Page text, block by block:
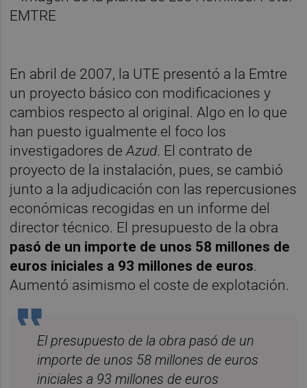
En abril de 2007, la UTE presentó a la Emtre
un proyecto básico con modificaciones y
cambios respecto al original. Algo en lo que
han puesto igualmente el foco los
investigadores deAzud. El contrato de
proyecto de la instalación, pues, se cambió
junto a la adjudicación con las repercusiones
económicas recogidas en un informe del
director técnico. El presupuesto de la obra
pasó de un importe de unos 58 millones de
euros iniciales a 93 millones de euros.
Aumentó asimismo el coste de explotación.
El presupuesto de la obra pasó de un
importe de unos 58 millones de euros
iniciales a 93 millones de euros